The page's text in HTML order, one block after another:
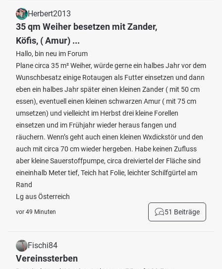
Herbert2013
35 qm Weiher besetzen mit Zander,
Köfis, ( Amur) ...
Hallo, bin neu im Forum
Plane circa 35 m² Weiher, würde gerne ein halbes Jahr vor dem
Wunschbesatz einige Rotaugen als Futter einsetzen und dann
eben ein halbes Jahr später einen kleinen Zander ( mit 50 cm
essen), eventuell einen kleinen schwarzen Amur ( mit 75 cm
umsetzen) und vielleicht im Herbst drei kleine Forellen
einsetzen und im Frühjahr wieder heraus fangen und
räuchern. Wenn’s geht auch einen kleinen Wxdickstör und den
auch mit circa 70 cm wieder hergeben. Habe keinen Zufluss
aber kleine Sauerstoffpumpe, circa dreiviertel der Fläche sind
eineinhalb Meter tief, Teich hat Folie, leichter Schilfgürtel am
Rand
Lg aus Österreich
vor 49 Minuten 51 Beiträge
Fischi84
Vereinssterben